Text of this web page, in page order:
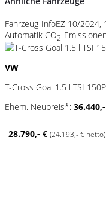
Fahrzeug-InfoEZ 10/2024,
Automatik CO2-
VW
T-Cross Goal 1.5 l TSI
Ehem. Neupreis*:
28.790,- € (24.193,- € netto)